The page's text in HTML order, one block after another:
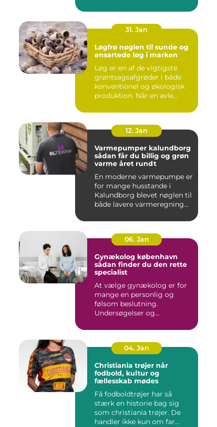
31. Jan
Løgfrø nøglen til sunde og
ensartede løg i marken
Løg er en af de vigtigste
grøntsagsafgrøder i både
konventionel og økologisk
produktion. Når en avle...
12. Jan
Varmepumper kalundborg
sådan får du billig og grøn
varme året rundt
En moderne varmepumpe er
for mange husstande i
Kalundborg blevet nøglen til
både lavere varmeregning...
06. Jan
Gynækolog københavn
sådan finder du den rette
specialist
At vælge gynækolog er for
mange en personlig og
følsom beslutning.
Undersøgelser og
04. Jan
Christiania trøjer når
fodbold, kultur og
fællesskab mødes
Få fodboldtrøjer har så
stærk en historie bag sig
som christiania trøjer. De
handler ikke kun om far...